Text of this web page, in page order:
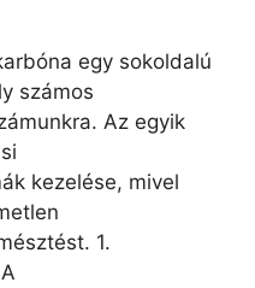
egy sokoldalú
számos
Az egyik
kezelése, mivel
1.